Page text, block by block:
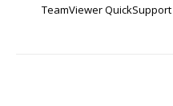
TeamViewer